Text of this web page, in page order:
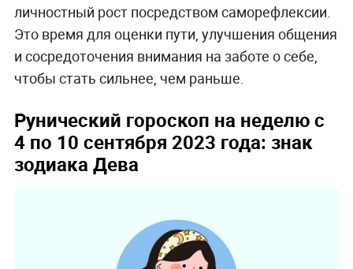
личностный рост посредством саморефлексии.
Это время для оценки пути, улучшения общения
и сосредоточения внимания на заботе о себе,
чтобы стать сильнее, чем раньше.
Рунический гороскоп на неделю с
4 по 10 сентября 2023 года: знак
зодиака Дева